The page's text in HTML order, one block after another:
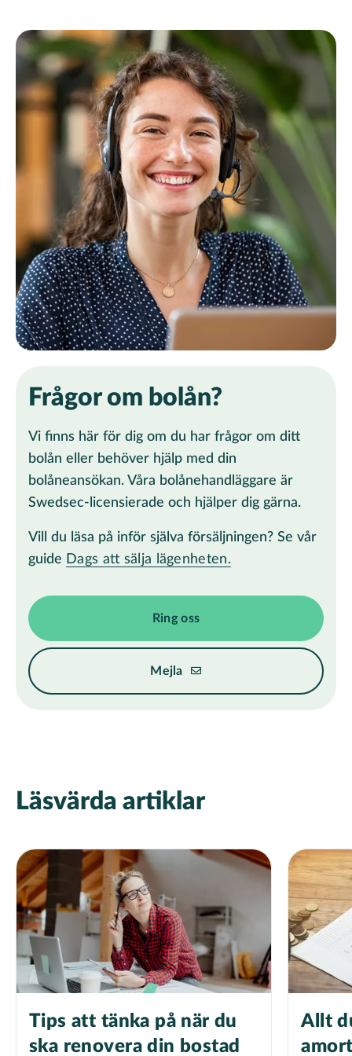
Frågor om bolån?
Vi finns här för dig om du har frågor om ditt
bolån eller behöver hjälp med din
bolåneansökan. Våra bolånehandläggare är
Swedsec-licensierade och hjälper dig gärna.
Vill du läsa på inför själva försäljningen? Se vår
guide Dags att sälja lägenheten.
Ring oss
Mejla
Läsvärda artiklar
Tips att tänka på när du
ska renovera din bostad
Allt